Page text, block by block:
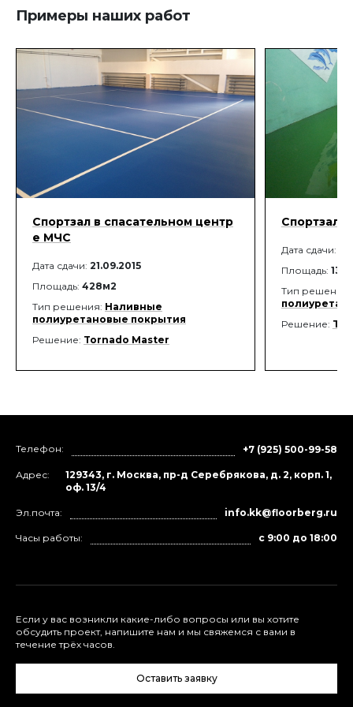
крошки) в спортивных залах, на
закрытых тренировочных и игровых
помещениях, где требуется
обеспечение акустического комфорта
(коридоры детских дошкольных
учреждений, школ, больниц, библиотек
и т.д.).
Примеры наших работ
Спортзал в спасательном центр
е МЧС
Дата сдачи: 21.09.2015
Площадь: 428м2
Тип решения: Наливные
полиуретановые покрытия
Решение: Tornado Master
Спортзал
Дата сдачи:
Площадь:
Тип решения:
Решение:
Телефон: +7 (925) 500-99-58
Адрес:
129343, г. Москва, пр-д Серебрякова, д. 2, корп. 1,
оф. 13/4
Эл.почта: info.kk@floorberg.ru
Часы работы: с 9:00 до 18:00
Если у вас возникли какие-либо вопросы или вы хотите
обсудить проект, напишите нам и мы свяжемся с вами в
течение трёх часов.
Оставить заявку